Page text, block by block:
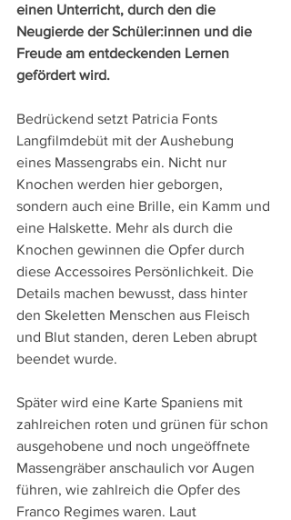
einen Unterricht, durch den die
Neugierde der Schüler:innen und die
Freude am entdeckenden Lernen
gefördert wird.
Bedrückend setzt Patricia Fonts
Langfilmdebüt mit der Aushebung
eines Massengrabs ein. Nicht nur
Knochen werden hier geborgen,
sondern auch eine Brille, ein Kamm und
eine Halskette. Mehr als durch die
Knochen gewinnen die Opfer durch
diese Accessoires Persönlichkeit. Die
Details machen bewusst, dass hinter
den Skeletten Menschen aus Fleisch
und Blut standen, deren Leben abrupt
beendet wurde.
Später wird eine Karte Spaniens mit
zahlreichen roten und grünen für schon
ausgehobene und noch ungeöffnete
Massengräber anschaulich vor Augen
führen, wie zahlreich die Opfer des
Franco Regimes waren. Laut